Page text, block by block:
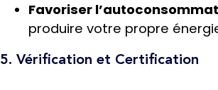
Favoriser
produire votre propre
5. Vérification et Certification